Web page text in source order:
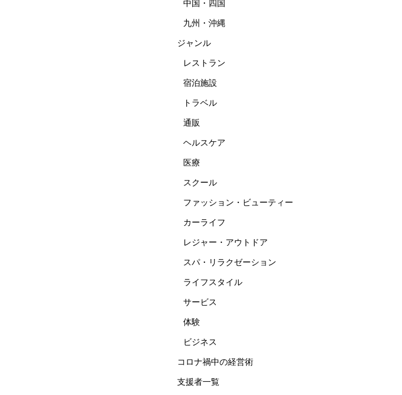
中国・四国
九州・沖縄
ジャンル
レストラン
宿泊施設
トラベル
通販
ヘルスケア
医療
スクール
ファッション・ビューティー
カーライフ
レジャー・アウトドア
スパ・リラクゼーション
ライフスタイル
サービス
体験
ビジネス
コロナ禍中の経営術
支援者一覧